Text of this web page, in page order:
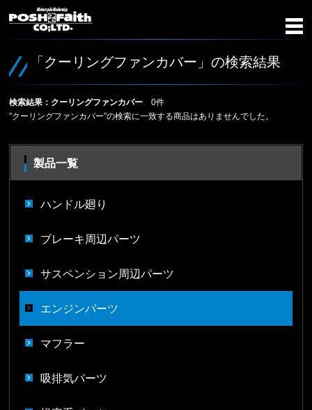
「クーリングファンカバー」の検索結果
検索結果：クーリングファンカバー 0件
”クーリングファンカバー”の検索に一致する商品はありませんでした。
製品一覧
ハンドル廻り
ブレーキ周辺パーツ
サスペンション周辺パーツ
エンジンパーツ
マフラー
吸排気パーツ